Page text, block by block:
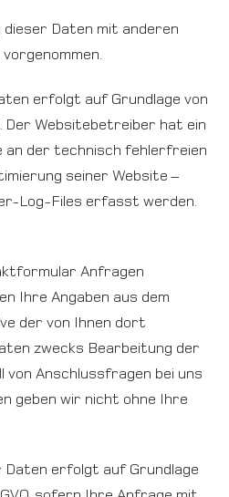
dieser Daten mit anderen
erfolgt auf Grundlage von
Der Websitebetreiber hat ein
der technisch fehlerfreien
seiner Website –
Log-Files erfasst werden.
Anfragen
Ihre Angaben aus dem
der von Ihnen dort
zwecks Bearbeitung der
von Anschlussfragen bei uns
geben wir nicht ohne Ihre
Daten erfolgt auf Grundlage